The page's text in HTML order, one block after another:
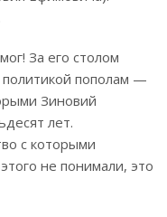
За его столом
пополам —
Зиновий
лет.
с которыми
не понимали, это